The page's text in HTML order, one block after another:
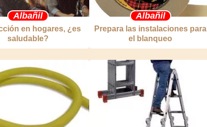
Albañil
en hogares, ¿es
saludable?
Albañil
Prepara las instalaciones para
el blanqueo